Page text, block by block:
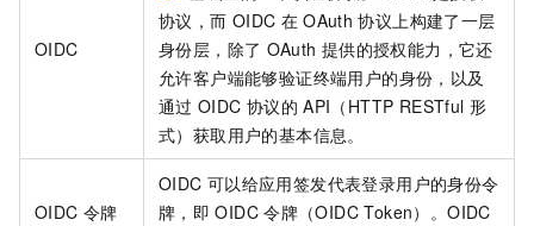
OIDC
协议，而 OIDC 在 OAuth 协议上构建了一层
身份层，除了 OAuth 提供的授权能力，它还
允许客户端能够验证终端用户的身份，以及
通过 OIDC 协议的 API（HTTP RESTful 形
式）获取用户的基本信息。
OIDC 令牌
OIDC 可以给应用签发代表登录用户的身份令
牌，即 OIDC 令牌（OIDC Token）。OIDC